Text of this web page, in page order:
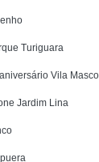
Turiguara
Vila
Jardim Lina